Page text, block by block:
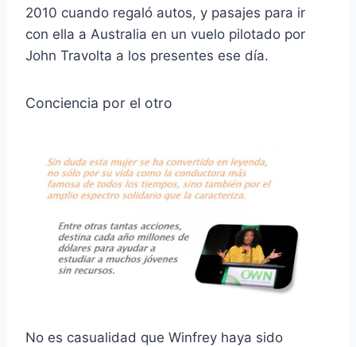
2010 cuando regaló autos, y pasajes para ir
con ella a Australia en un vuelo pilotado por
John Travolta a los presentes ese día.
Conciencia por el otro
No es casualidad que Winfrey haya sido